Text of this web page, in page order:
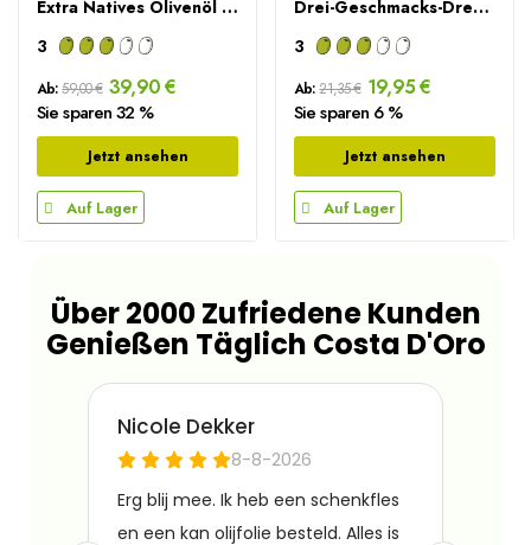
Extra Natives Olivenöl – 3 Liter
3
Ab: 59,00 € 39,90 €
Sie sparen 32 %
Jetzt ansehen
Auf Lager
Drei-Geschmacks-Dressing-Set - 3x250ml
3
Ab: 21,35 € 19,95 €
Sie sparen 6 %
Jetzt ansehen
Auf Lager
Über 2000 Zufriedene Kunden
Genießen Täglich Costa D'Oro